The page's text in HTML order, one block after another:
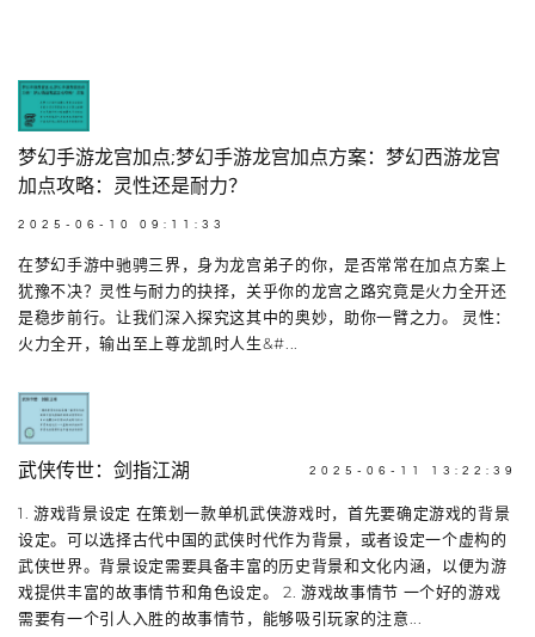
梦幻手游龙宫加点;梦幻手游龙宫加点方案：梦幻西游龙宫
加点攻略：灵性还是耐力？
2025-06-10 09:11:33
在梦幻手游中驰骋三界，身为龙宫弟子的你，是否常常在加点方案上
犹豫不决？灵性与耐力的抉择，关乎你的龙宫之路究竟是火力全开还
是稳步前行。让我们深入探究这其中的奥妙，助你一臂之力。 灵性：
火力全开，输出至上尊龙凯时人生&#...
武侠传世：剑指江湖 2025-06-11 13:22:39
1. 游戏背景设定 在策划一款单机武侠游戏时，首先要确定游戏的背景
设定。可以选择古代中国的武侠时代作为背景，或者设定一个虚构的
武侠世界。背景设定需要具备丰富的历史背景和文化内涵，以便为游
戏提供丰富的故事情节和角色设定。 2. 游戏故事情节 一个好的游戏
需要有一个引人入胜的故事情节，能够吸引玩家的注意...